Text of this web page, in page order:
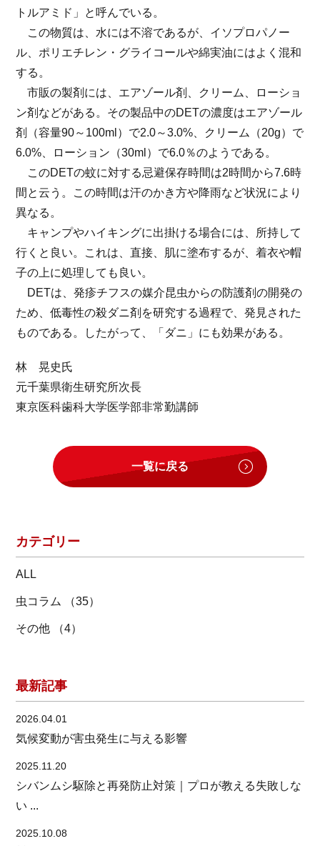
トルアミド」と呼んでいる。
この物質は、水には不溶であるが、イソプロパノー
ル、ポリエチレン・グライコールや綿実油にはよく混和
する。
市販の製剤には、エアゾール剤、クリーム、ローショ
ン剤などがある。その製品中のDETの濃度はエアゾール
剤（容量90～100ml）で2.0～3.0%、クリーム（20g）で
6.0%、ローション（30ml）で6.0％のようである。
このDETの蚊に対する忌避保存時間は2時間から7.6時
間と云う。この時間は汗のかき方や降雨など状況により
異なる。
キャンプやハイキングに出掛ける場合には、所持して
行くと良い。これは、直接、肌に塗布するが、着衣や帽
子の上に処理しても良い。
DETは、発疹チフスの媒介昆虫からの防護剤の開発の
ため、低毒性の殺ダニ剤を研究する過程で、発見された
ものである。したがって、「ダニ」にも効果がある。
林 晃史氏
元千葉県衛生研究所次長
東京医科歯科大学医学部非常勤講師
一覧に戻る
カテゴリー
ALL
虫コラム （35）
その他 （4）
最新記事
2026.04.01
気候変動が害虫発生に与える影響
2025.11.20
シバンムシ駆除と再発防止対策｜プロが教える失敗しな
い ...
2025.10.08